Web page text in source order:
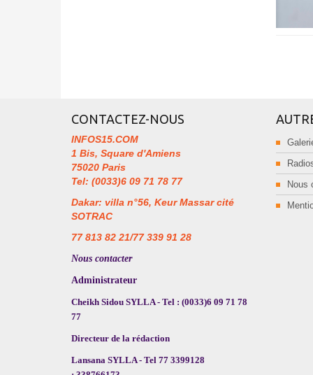
CONTACTEZ-NOUS
INFOS15.COM
1 Bis, Square d'Amiens
75020 Paris
Tel: (0033)6 09 71 78 77
Dakar: villa n°56, Keur Massar cité
SOTRAC
77 813 82 21/77 339 91 28
Nous contacter
Administrateur
Cheikh Sidou SYLLA - Tel : (0033)6 09 71 78
77
Directeur de la rédaction
Lansana SYLLA - Tel 77 3399128
Nous